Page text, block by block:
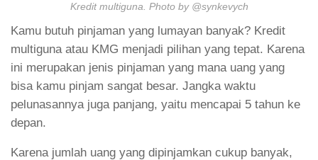
Kredit multiguna. Photo by @synkevych
Kamu butuh pinjaman yang lumayan banyak? Kredit
multiguna atau KMG menjadi pilihan yang tepat. Karena
ini merupakan jenis pinjaman yang mana uang yang
bisa kamu pinjam sangat besar. Jangka waktu
pelunasannya juga panjang, yaitu mencapai 5 tahun ke
depan.
Karena jumlah uang yang dipinjamkan cukup banyak,